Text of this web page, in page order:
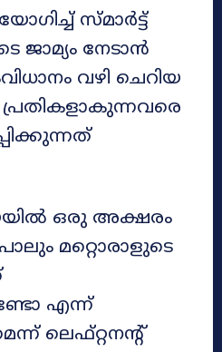
സ്മാർട്ട്
ജാമ്യം നേടാൻ
വഴി ചെറിയ
ഒരു അക്ഷരം
മറ്റൊരാളുടെ
എന്ന്
ലെഫ്റ്റനന്റ്